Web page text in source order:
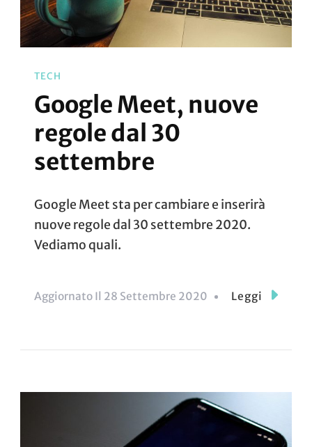
TECH
Google Meet, nuove
regole dal 30
settembre
Google Meet sta per cambiare e inserirà
nuove regole dal 30 settembre 2020.
Vediamo quali.
Aggiornato Il 28 Settembre 2020 Leggi